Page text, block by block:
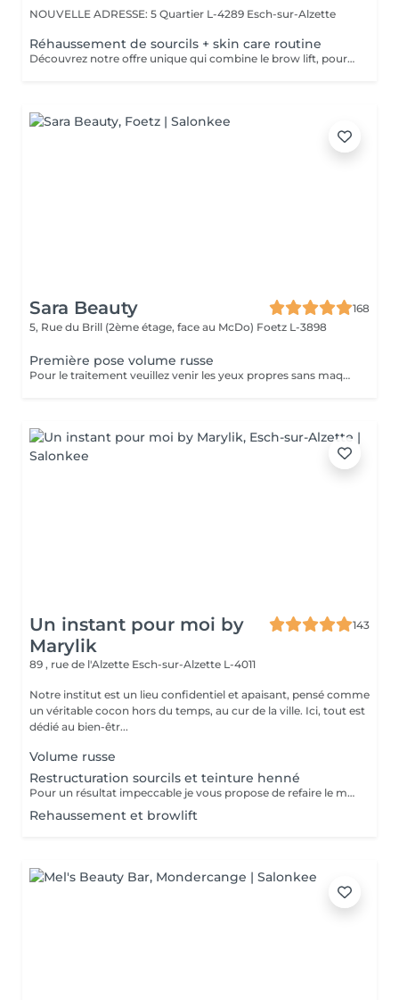
NOUVELLE ADRESSE: 5 Quartier L-4289 Esch-sur-Alzette
Réhaussement de sourcils + skin care routine
Découvrez notre offre unique qui combine le brow lift, pour des sourcils magnifiquement liftés, et notre routine de soins de la peau personnalisée. Pendant que vous profitez de l'effet transformateur du brow lift sur vos sourcils, notre équipe prendra soin de votre visage en effectuant un double nettoyage, une exfoliation douce, une infusion de sérum nourrissant et l'application d'un masque facial sur mesure. Vous bénéficiez ainsi d'une expérience complète de beauté et de détente, avec des sourcils parfaitement sculptés et une peau éclatante.
Sara Beauty
168
5, Rue du Brill (2ème étage, face au McDo) Foetz L-3898
Première pose volume russe
Pour le traitement veuillez venir les yeux propres sans maquillage. Si vous avez déjà des extensions de cils choisissez d'abord l'option "Dépose des cils" puis "Première pose". Il est possible que vous soyez allergique à la colle, et les esthéticiennes ne peuvent pas savoir à l'avance s'il y a une allergie avant qu'elle ne se manifeste. Les réactions allergiques surviennent généralement après 3 ou 4 heures et peuvent inclure des picotements, des démangeaisons et un possible gonflement des yeux. Si des rougeurs apparaissent après le traitement, vous pourriez simplement être sensible à la colle, mais ce n'est pas nécessairement une allergie. Attendez un jour, si la situation ne s'améliore pas, il pourrait s'agir d'une allergie à la colle, et il est alors recommandé de retirer les cils. Il est important de noter que l'esthéticienne n'est pas responsable de l'allergie, et le retrait des cils peut résoudre le problème.
Un instant pour moi by
Marylik
143
89 , rue de l'Alzette Esch-sur-Alzette L-4011
Notre institut est un lieu confidentiel et apaisant, pensé comme
un véritable cocon hors du temps, au cur de la ville. Ici, tout est
dédié au bien-êtr...
Volume russe
Restructuration sourcils et teinture henné
Pour un résultat impeccable je vous propose de refaire le mapping de votre sourcils pour qu il soit parfait La teinture permet un resultat net et durable
Rehaussement et browlift